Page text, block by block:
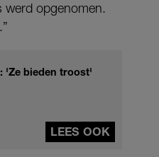
werd opgenomen.
'Ze bieden troost'
LEES OOK